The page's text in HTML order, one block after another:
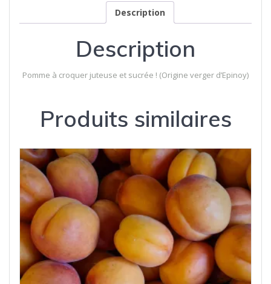
Description
Description
Pomme à croquer juteuse et sucrée ! (Origine verger d’Epinoy)
Produits similaires